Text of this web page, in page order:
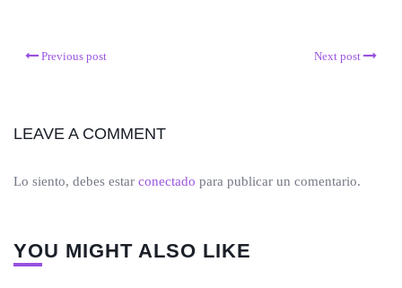
Previous post Next post
LEAVE A COMMENT
Lo siento, debes estar conectado para publicar un comentario.
YOU MIGHT ALSO LIKE